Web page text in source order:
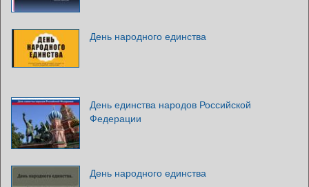
День народного единства
День единства народов Российской
Федерации
День народного единства